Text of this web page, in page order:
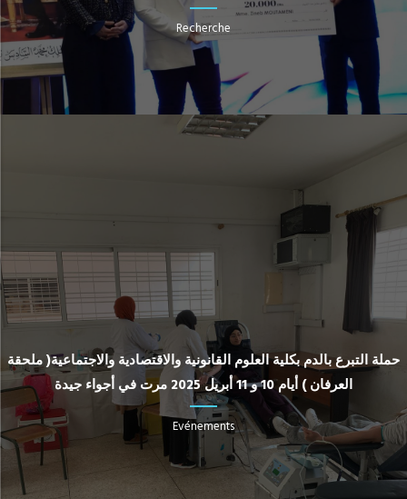
Recherche
حملة التبرع بالدم بكلية العلوم القانونية والاقتصادية والاجتماعية( ملحقة
العرفان ) أيام 10 و 11 أبريل 2025 مرت في أجواء جيدة
Evénements